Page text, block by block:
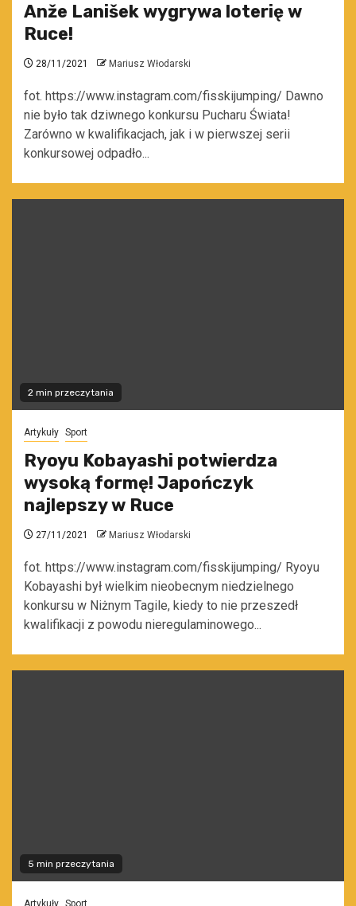
Anže Lanišek wygrywa loterię w
Ruce!
28/11/2021 Mariusz Włodarski
fot. https://www.instagram.com/fisskijumping/ Dawno
nie było tak dziwnego konkursu Pucharu Świata!
Zarówno w kwalifikacjach, jak i w pierwszej serii
konkursowej odpadło...
2 min przeczytania
Artykuły Sport
Ryoyu Kobayashi potwierdza
wysoką formę! Japończyk
najlepszy w Ruce
27/11/2021 Mariusz Włodarski
fot. https://www.instagram.com/fisskijumping/ Ryoyu
Kobayashi był wielkim nieobecnym niedzielnego
konkursu w Niżnym Tagile, kiedy to nie przeszedł
kwalifikacji z powodu nieregulaminowego...
5 min przeczytania